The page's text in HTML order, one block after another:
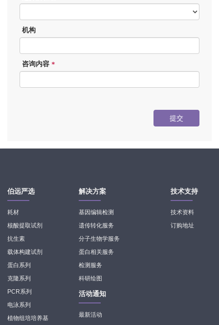
机构
咨询内容 *
提交
伯远严选
耗材
核酸提取试剂
抗生素
载体构建试剂
蛋白系列
克隆系列
PCR系列
电泳系列
植物组培培养基
解决方案
基因编辑检测
遗传转化服务
分子生物学服务
蛋白相关服务
检测服务
科研绘图
技术支持
技术资料
订购地址
活动通知
最新活动